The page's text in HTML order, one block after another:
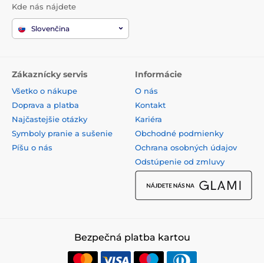
Kde nás nájdete
Slovenčina
Zákaznícky servis
Všetko o nákupe
Doprava a platba
Najčastejšie otázky
Symboly pranie a sušenie
Píšu o nás
Informácie
O nás
Kontakt
Kariéra
Obchodné podmienky
Ochrana osobných údajov
Odstúpenie od zmluvy
Bezpečná platba kartou